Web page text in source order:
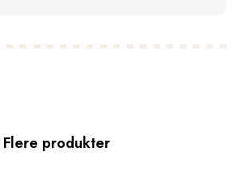
Flere produkter